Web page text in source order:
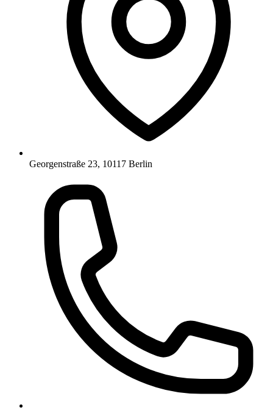
Georgenstraße 23, 10117 Berlin